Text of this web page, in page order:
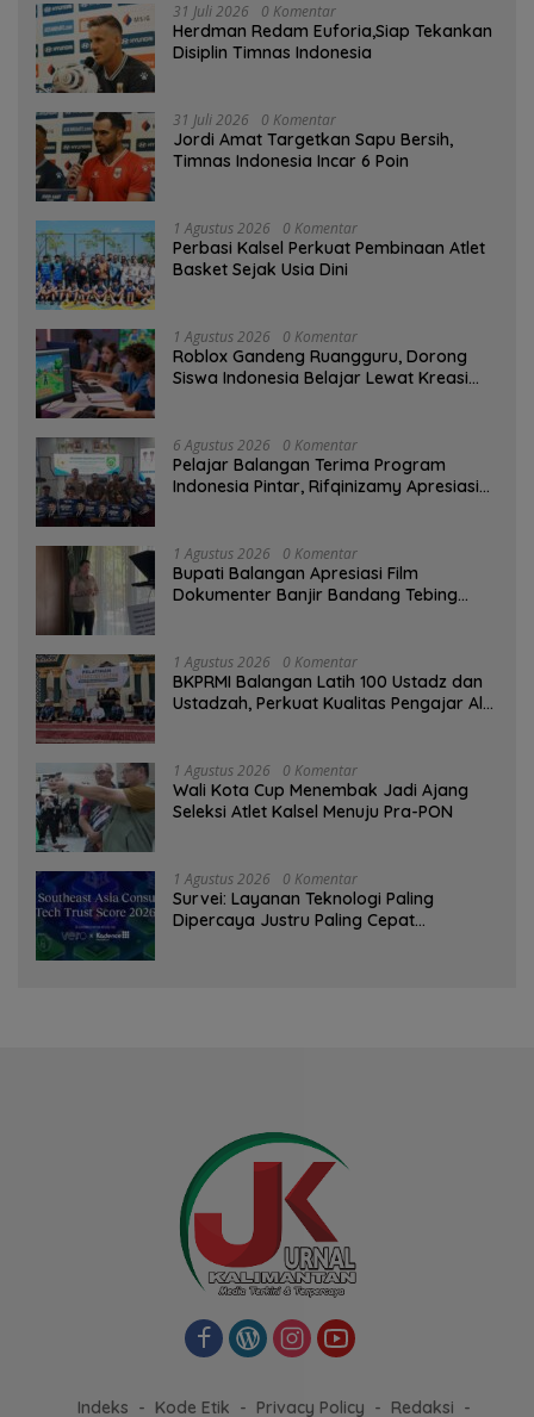
31 Juli 2026 0 Komentar
Herdman Redam Euforia,Siap Tekankan
Disiplin Timnas Indonesia
31 Juli 2026 0 Komentar
Jordi Amat Targetkan Sapu Bersih,
Timnas Indonesia Incar 6 Poin
1 Agustus 2026 0 Komentar
Perbasi Kalsel Perkuat Pembinaan Atlet
Basket Sejak Usia Dini
1 Agustus 2026 0 Komentar
Roblox Gandeng Ruangguru, Dorong
Siswa Indonesia Belajar Lewat Kreasi
6 Agustus 2026 0 Komentar
Pelajar Balangan Terima Program
Indonesia Pintar, Rifqinizamy Apresiasi
1 Agustus 2026 0 Komentar
Bupati Balangan Apresiasi Film
Dokumenter Banjir Bandang Tebing
1 Agustus 2026 0 Komentar
BKPRMI Balangan Latih 100 Ustadz dan
Ustadzah, Perkuat Kualitas Pengajar Al-
1 Agustus 2026 0 Komentar
Wali Kota Cup Menembak Jadi Ajang
Seleksi Atlet Kalsel Menuju Pra-PON
1 Agustus 2026 0 Komentar
Survei: Layanan Teknologi Paling
Dipercaya Justru Paling Cepat
Indeks Kode Etik Privacy Policy Redaksi